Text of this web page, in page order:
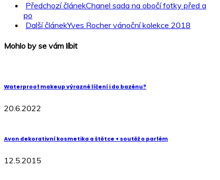
Předchozí článekChanel sada na obočí fotky před a
po
Další článekYves Rocher vánoční kolekce 2018
Mohlo by se vám líbit
Waterproof makeup výrazné líčení i do bazénu?
20.6.2022
Avon dekorativní kosmetika a štětce + soutěž o parfém
12.5.2015